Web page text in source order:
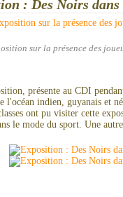
: Des Noirs dans
sur la présence des
présente au CDI
l'océan indien, guyanais et
ont pu visiter cette
le mode du sport. Une